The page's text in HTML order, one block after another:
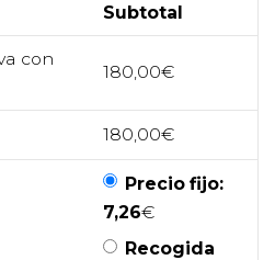
Subtotal
con
180,00€
180,00€
Precio fijo:
7,26€
Recogida